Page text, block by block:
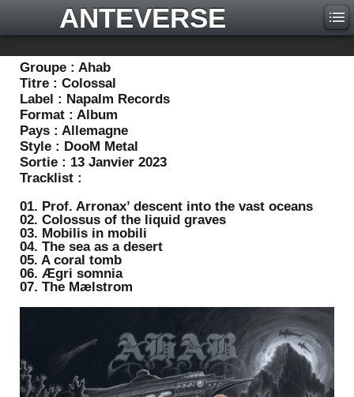
ANTEVERSE
Groupe : Ahab
Titre : Colossal
Label : Napalm Records
Format : Album
Pays : Allemagne
Style : DooM Metal
Sortie : 13 Janvier 2023
Tracklist :
01. Prof. Arronax’ descent into the vast oceans
02. Colossus of the liquid graves
03. Mobilis in mobili
04. The sea as a desert
05. A coral tomb
06. Ægri somnia
07. The Mælstrom